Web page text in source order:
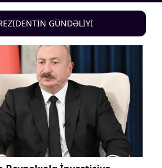
GÜNDƏLİYİ